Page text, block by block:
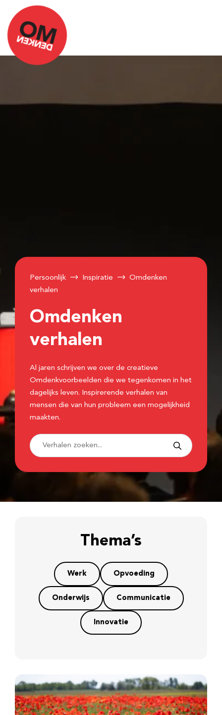
Persoonlijk Inspiratie
Omdenken
verhalen
Omdenken
verhalen
Al jaren schrijven we over de creatieve
Omdenkvoorbeelden die we tegenkomen in het
dagelijks leven. Inspirerende verhalen van
mensen die van hun probleem een mogelijkheid
maakten.
Thema’s
Werk Opvoeding
Onderwijs Communicatie
Innovatie